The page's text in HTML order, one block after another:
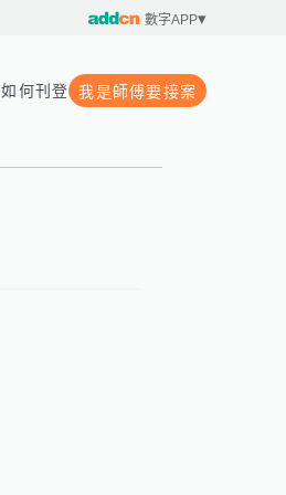
數字APP
如何刊登 我是師傅要接案